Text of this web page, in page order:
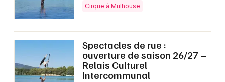
Cirque à Mulhouse
Spectacles de rue :
ouverture de saison 26/27 –
Relais Culturel
Intercommunal